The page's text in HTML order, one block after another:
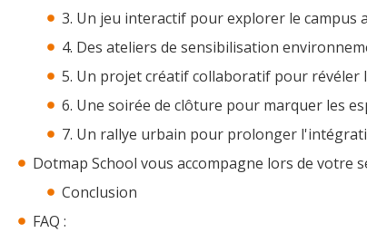
3. Un jeu interactif pour explorer le campus
4. Des ateliers de sensibilisation
5. Un projet créatif collaboratif pour révéler
6. Une soirée de clôture pour marquer les
7. Un rallye urbain pour prolonger
Dotmap School vous accompagne lors de votre
Conclusion
FAQ :